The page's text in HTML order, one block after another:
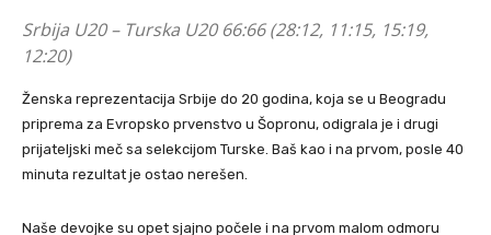
Srbija U20 – Turska U20 66:66 (28:12, 11:15, 15:19,
12:20)
Ženska reprezentacija Srbije do 20 godina, koja se u Beogradu
priprema za Evropsko prvenstvo u Šopronu, odigrala je i drugi
prijateljski meč sa selekcijom Turske. Baš kao i na prvom, posle 40
minuta rezultat je ostao nerešen.
Naše devojke su opet sjajno počele i na prvom malom odmoru